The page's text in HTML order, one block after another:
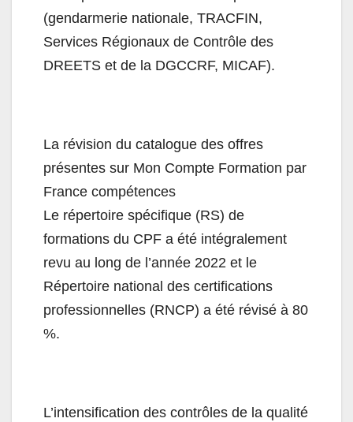
(gendarmerie nationale, TRACFIN,
Services Régionaux de Contrôle des
DREETS et de la DGCCRF, MICAF).
La révision du catalogue des offres
présentes sur Mon Compte Formation par
France compétences
Le répertoire spécifique (RS) de
formations du CPF a été intégralement
revu au long de l’année 2022 et le
Répertoire national des certifications
professionnelles (RNCP) a été révisé à 80
%.
L’intensification des contrôles de la qualité